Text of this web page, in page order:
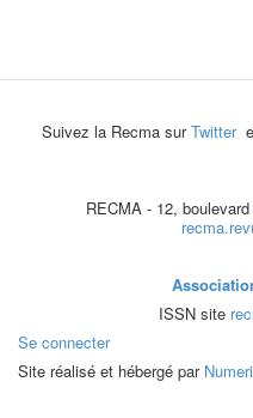
Suivez la Recma surTwitter
RECMA - 12,
ISSN site
Se connecter
Site réalisé et hébergé par